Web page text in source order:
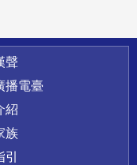
聲
播電臺
紹
族